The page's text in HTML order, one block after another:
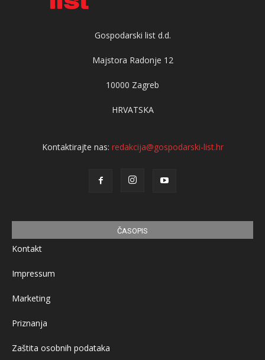
Gospodarski list d.d.
Majstora Radonje 12
10000 Zagreb
HRVATSKA
Kontaktirajte nas: redakcija@gospodarski-list.hr
ČASOPIS
Kontakt
Impressum
Marketing
Priznanja
Zaštita osobnih podataka